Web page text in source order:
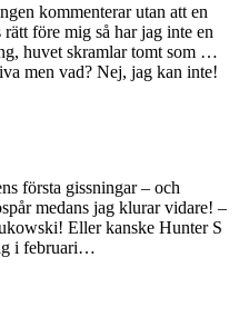
kommenterar utan att en
rätt före mig så har jag inte en
huvet skramlar tomt som …
men vad? Nej, jag kan inte!
första gissningar – och
medans jag klurar vidare! –
Eller kanske Hunter S
i februari…